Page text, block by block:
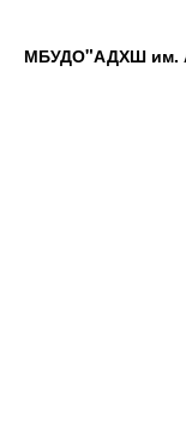
МБУДО"АДХШ им.